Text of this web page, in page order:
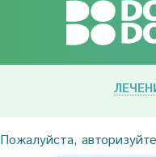
Пожалуйста,